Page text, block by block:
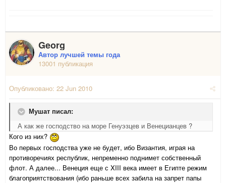
Georg
Автор лучшей темы года
13001 публикация
Опубликовано: 22 Jun 2010
Мушат писал:
А как же господство на море Генуэзцев и Венецианцев ?
Кого из них?
Во первых господства уже не будет, ибо Византия, играя на
противоречиях республик, непременно поднимет собственный
флот. А далее... Венеция еще с XIII века имеет в Египте режим
благоприятствования (ибо раньше всех забила на запрет папы